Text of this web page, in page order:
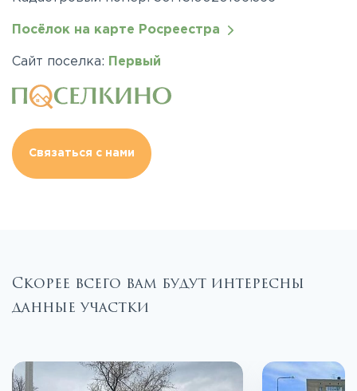
Посёлок на карте Росреестра
Сайт поселка: Первый
Связаться с нами
Скорее всего вам будут интересны
данные участки